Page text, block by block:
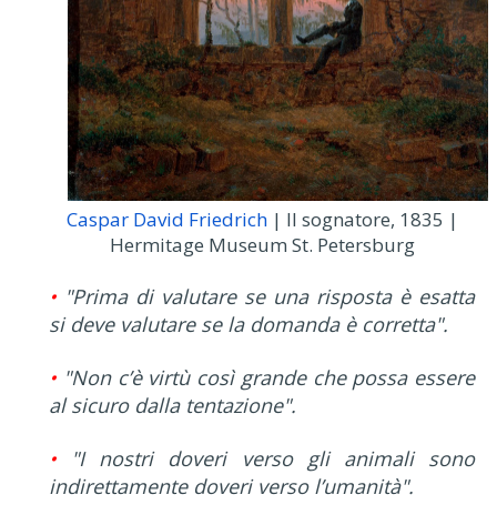
Caspar David Friedrich| Il sognatore, 1835 |
Hermitage Museum St. Petersburg
• "Prima di valutare se una risposta è esatta
si deve valutare se la domanda è corretta".
• "Non c’è virtù così grande che possa essere
al sicuro dalla tentazione".
• "I nostri doveri verso gli animali sono
indirettamente doveri verso l’umanità".